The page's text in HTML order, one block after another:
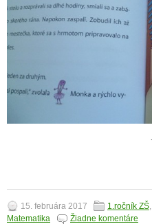
15. februára 2017 1.ročník ZŠ,
Matematika
Žiadne komentáre